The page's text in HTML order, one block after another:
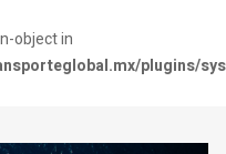
object in
plugins/